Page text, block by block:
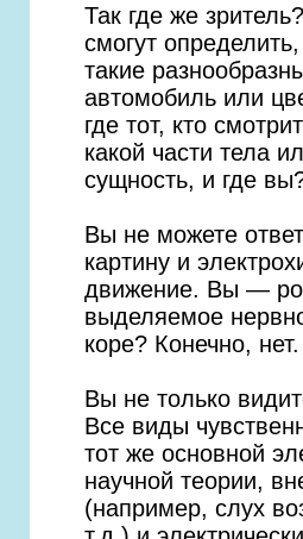
Так где же
смогут
такие
автомобиль или
где тот, кто
какой части тела
сущность, и где
Вы не можете
картину и
движение. Вы —
выделяемое
коре? Конечно, нет.
Вы не только
Все виды
тот же основной
научной теории,
(например, слух